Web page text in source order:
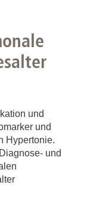
und
und
Hypertonie.
und